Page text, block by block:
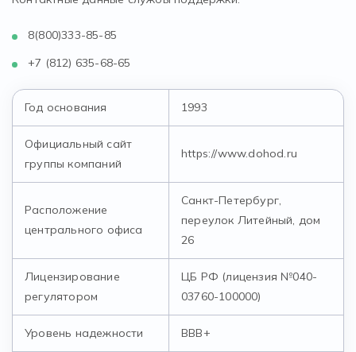
8(800)333-85-85
+7 (812) 635-68-65
Год основания 1993
Официальный сайт
группы компаний
https://www.dohod.ru
Расположение
центрального офиса
Санкт-Петербург,
переулок Литейный, дом
26
Лицензирование
регулятором
ЦБ РФ (лицензия №040-
03760-100000)
Уровень надежности BBB+